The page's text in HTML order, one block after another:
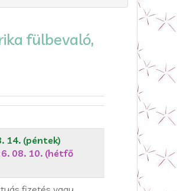
fülbevaló,
14. (péntek)
08. 10. (hétfő